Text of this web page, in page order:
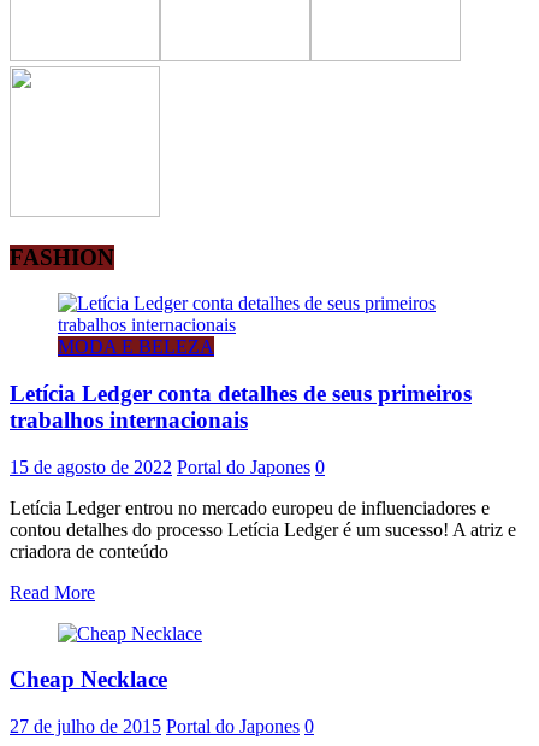
FASHION
MODA E BELEZA
Letícia Ledger conta detalhes de seus primeiros
trabalhos internacionais
15 de agosto de 2022 Portal do Japones 0
Letícia Ledger entrou no mercado europeu de influenciadores e
contou detalhes do processo Letícia Ledger é um sucesso! A atriz e
criadora de conteúdo
Read More
Cheap Necklace
27 de julho de 2015 Portal do Japones 0